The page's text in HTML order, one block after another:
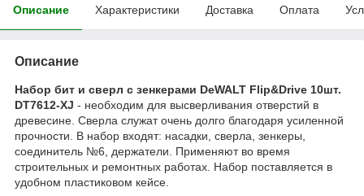
Описание Характеристики Доставка Оплата
Описание
Набор бит и сверл с зенкерами DeWALT Flip&Drive 10шт.
DT7612-XJ - необходим для высверливания отверстий в
древесине. Сверла служат очень долго благодаря усиленной
прочности. В набор входят: насадки, сверла, зенкеры,
соединитель №6, держатели. Применяют во время
строительных и ремонтных работах. Набор поставляется в
удобном пластиковом кейсе.